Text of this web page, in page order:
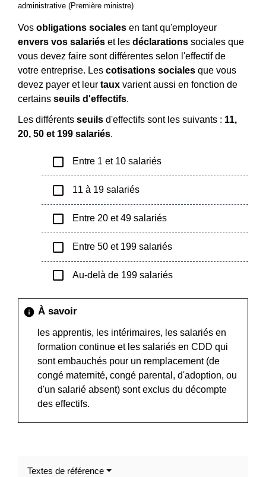
administrative (Première ministre)
Vos obligations sociales en tant qu'employeur
envers vos salariés et les déclarations sociales que
vous devez faire sont différentes selon l'effectif de
votre entreprise. Les cotisations sociales que vous
devez payer et leur taux varient aussi en fonction de
certains seuils d'effectifs.
Les différents seuils d'effectifs sont les suivants : 11,
20, 50 et 199 salariés.
check_box_outline_blank Entre 1 et 10 salariés
check_box_outline_blank 11 à 19 salariés
check_box_outline_blank Entre 20 et 49 salariés
check_box_outline_blank Entre 50 et 199 salariés
check_box_outline_blank Au-delà de 199 salariés
info À savoir
les apprentis, les intérimaires, les salariés en
formation continue et les salariés en CDD qui
sont embauchés pour un remplacement (de
congé maternité, congé parental, d'adoption, ou
d'un salarié absent) sont exclus du décompte
des effectifs.
Textes de référence